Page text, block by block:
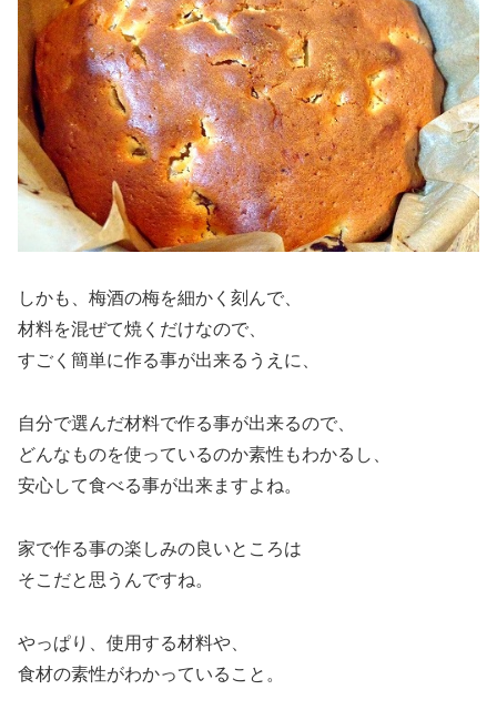
しかも、梅酒の梅を細かく刻んで、
材料を混ぜて焼くだけなので、
すごく簡単に作る事が出来るうえに、
自分で選んだ材料で作る事が出来るので、
どんなものを使っているのか素性もわかるし、
安心して食べる事が出来ますよね。
家で作る事の楽しみの良いところは
そこだと思うんですね。
やっぱり、使用する材料や、
食材の素性がわかっていること。